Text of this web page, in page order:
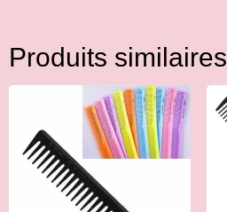
Produits similaires